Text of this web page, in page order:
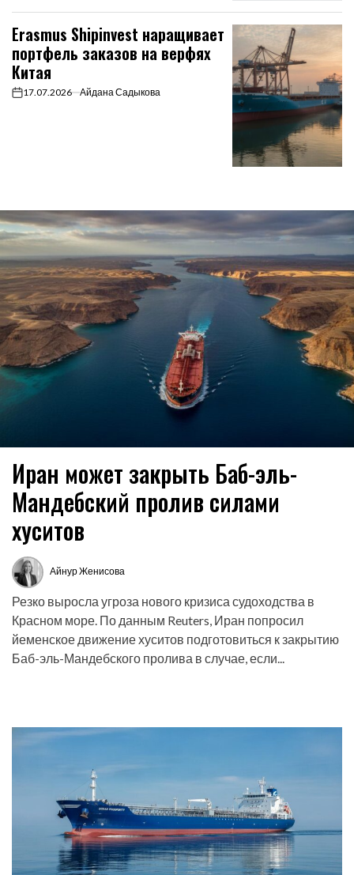
Erasmus Shipinvest наращивает
портфель заказов на верфях
Китая
on17.07.2026 Айдана Садыкова
Иран может закрыть Баб-эль-
Мандебский пролив силами
хуситов
Запись
Айнур Женисова
Резко выросла угроза нового кризиса судоходства в
Красном море. По данным Reuters, Иран попросил
йеменское движение хуситов подготовиться к закрытию
Баб-эль-Мандебского пролива в случае, если...